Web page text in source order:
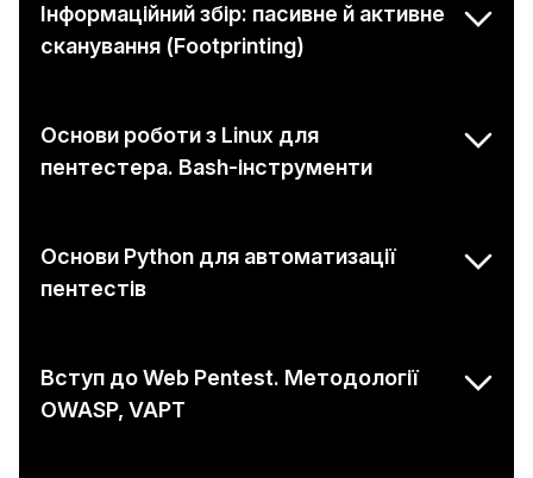
Інформаційний збір: пасивне й активне
сканування (Footprinting)
Основи роботи з Linux для
пентестера. Bash-інструменти
Основи Python для автоматизації
пентестів
Вступ до Web Pentest. Методології
OWASP, VAPT